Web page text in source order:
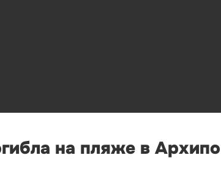
на пляже в